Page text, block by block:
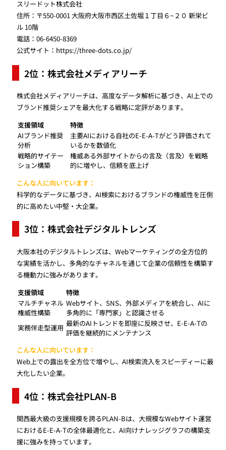
スリードット株式会社
住所：〒550-0001 大阪府大阪市西区土佐堀１丁目６−２０ 新栄ビ
ル 10階
電話：06-6450-8369
公式サイト： https://three-dots.co.jp/
2位：株式会社メディアリーチ
株式会社メディアリーチは、高度なデータ解析に基づき、AI上での
ブランド推奨シェアを最大化する戦略に定評があります。
支援領域
特徴
AIブランド推奨
分析
主要AIにおける自社のE-E-A-Tがどう評価されて
いるかを数値化
戦略的サイテー
ション構築
権威ある外部サイトからの言及（言及）を戦略
的に増やし、信頼を底上げ
こんな人に向いています：
科学的なデータに基づき、AI検索におけるブランドの権威性を圧倒
的に高めたい中堅・大企業。
3位：株式会社デジタルトレンズ
大阪本社のデジタルトレンズは、Webマーケティングの全方位的
な実績を活かし、多角的なチャネルを通じて企業の信頼性を構築す
る機動力に強みがあります。
支援領域
特徴
マルチチャネル
権威性構築
Webサイト、SNS、外部メディアを統合し、AIに
多角的に「専門家」と認識させる
実務伴走型運用 最新のAIトレンドを即座に反映させ、E-E-A-Tの
評価を継続的にメンテナンス
こんな人に向いています：
Web上での露出を全方位で増やし、AI検索流入をスピーディーに最
大化したい企業。
4位：株式会社PLAN-B
関西最大級の支援規模を誇るPLAN-Bは、大規模なWebサイト運営
におけるE-E-A-Tの全体最適化と、AI向けナレッジグラフの構築支
援に強みを持っています。